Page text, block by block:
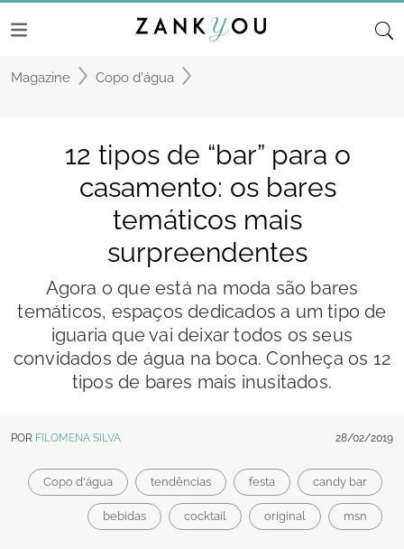
Magazine Copo d'água
12 tipos de “bar” para o
casamento: os bares
temáticos mais
surpreendentes
Agora o que está na moda são bares
temáticos, espaços dedicados a um tipo de
iguaria que vai deixar todos os seus
convidados de água na boca. Conheça os 12
tipos de bares mais inusitados.
POR FILOMENA SILVA 28/02/2019
Copo d'água tendências festa candy bar
bebidas cocktail original msn